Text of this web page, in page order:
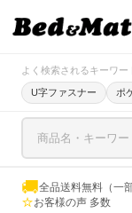
よく検索されるキーワー
U字ファスナー ポ
🚚全品送料無料（一
⭐お客様の声 多数